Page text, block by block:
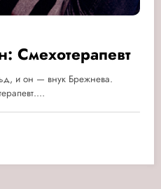
Смехотерапевт
и он — внук Брежнева.